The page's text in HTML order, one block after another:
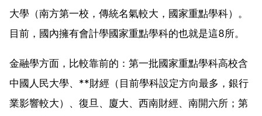
大學（南方第一校，傳統名氣較大，國家重點學科）。
目前，國內擁有會計學國家重點學科的也就是這8所。
金融學方面，比較靠前的：第一批國家重點學科高校含
中國人民大學、**財經（目前學科設定方向最多，銀行
業影響較大）、復旦、廈大、西南財經、南開六所；第